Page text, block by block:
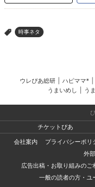
> 時事ネタ
ウレぴあ総研 ハピママ*
うまいめし
う
チケットぴあ
会社案内
プライバシーポリ
外
広告出稿・お取り組みの
一般の読者の方・ユ